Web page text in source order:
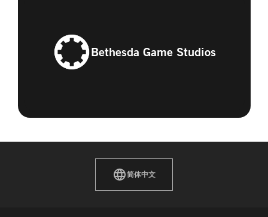
Bethesda Game Studios
简体中文